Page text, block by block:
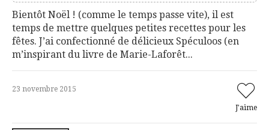
Bientôt Noël ! (comme le temps passe vite), il est
temps de mettre quelques petites recettes pour les
fêtes. J’ai confectionné de délicieux Spéculoos (en
m’inspirant du livre de Marie-Laforêt...
23 novembre 2015
J'aime